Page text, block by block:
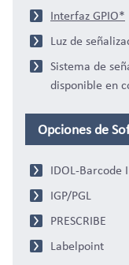
Interfaz GPIO*
Luz de
Sistema de
disponible en
Opciones de
IDOL-Barcode
IGP/PGL
PRESCRIBE
Labelpoint